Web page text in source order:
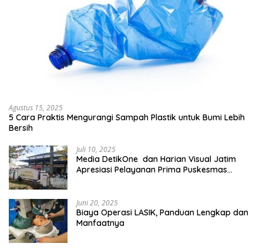
Agustus 15, 2025
5 Cara Praktis Mengurangi Sampah Plastik untuk Bumi Lebih
Bersih
Juli 10, 2025
Media DetikOne dan Harian Visual Jatim
Apresiasi Pelayanan Prima Puskesmas
Juni 20, 2025
Biaya Operasi LASIK, Panduan Lengkap dan
Manfaatnya